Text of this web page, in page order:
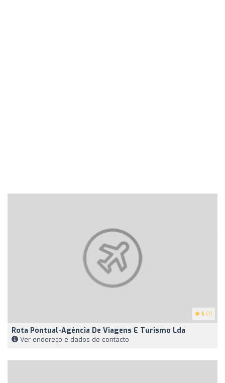
5 (7)
Rota Pontual-Agência De Viagens E Turismo Lda
Ver endereço e dados de contacto